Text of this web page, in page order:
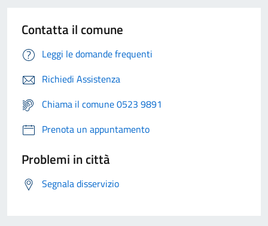
Contatta il comune
Leggi le domande frequenti
Richiedi Assistenza
Chiama il comune 0523 9891
Prenota un appuntamento
Problemi in città
Segnala disservizio